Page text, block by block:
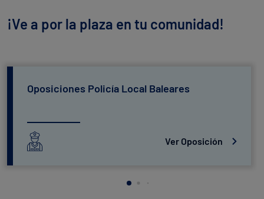
¡Ve a por la plaza en tu comunidad!
Oposiciones Policía Local Baleares
Ver Oposición